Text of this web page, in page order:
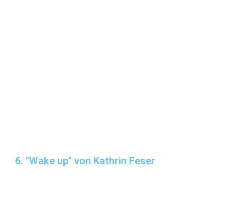
6. "Wake up" von Kathrin Feser